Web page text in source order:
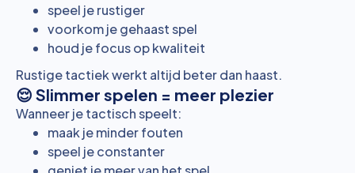
speel je rustiger
voorkom je gehaast spel
houd je focus op kwaliteit
Rustige tactiek werkt altijd beter dan haast.
😌 Slimmer spelen = meer plezier
Wanneer je tactisch speelt:
maak je minder fouten
speel je constanter